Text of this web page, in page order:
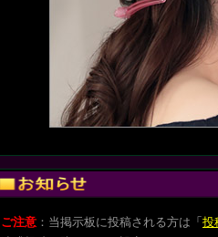
ご注意 ：当掲示板に投稿される方は 「 投